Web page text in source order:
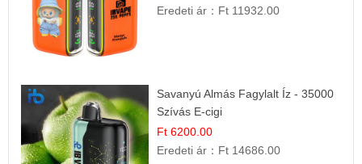
Eredeti ár： Ft 11932.00
Savanyú Almás Fagylalt Íz - 35000
Szívás E-cigi
Ft 6200.00
Eredeti ár： Ft 14686.00